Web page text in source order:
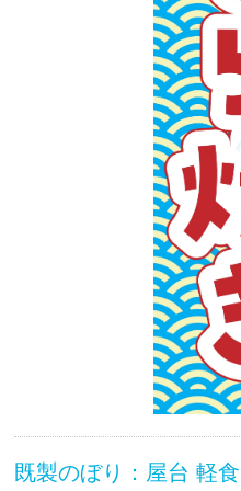
既製のぼり：屋台 軽